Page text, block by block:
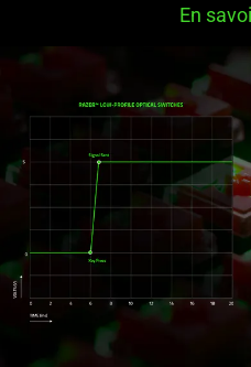
En